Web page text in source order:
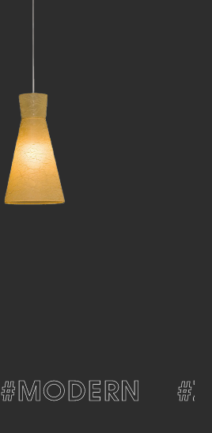
#MODERN